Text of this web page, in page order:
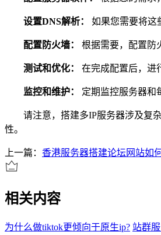
设置DNS解析： 如果您需要将这
配置防火墙： 根据需要，配置防
测试和优化： 在完成配置后，进
监控和维护： 定期监控服务器和
请注意，搭建多IP服务器涉及复杂
性。
上一篇： 香港服务器搭建论坛网站如
相关内容
为什么做tiktok更倾向于原生ip? 站群